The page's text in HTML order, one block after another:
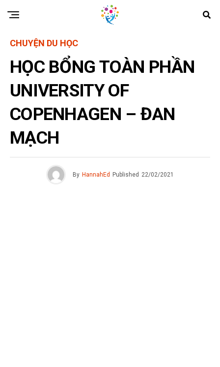
CHUYỆN DU HỌC
HỌC BỔNG TOÀN PHẦN
UNIVERSITY OF
COPENHAGEN – ĐAN
MẠCH
By HannahEd Published 22/02/2021